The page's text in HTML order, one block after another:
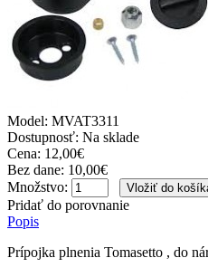
Model: MVAT3311
Dostupnosť: Na sklade
Cena: 12,00€
Bez dane: 10,00€
Množstvo:
Pridať do porovnanie
Popis
Prípojka plnenia Tomasetto , do